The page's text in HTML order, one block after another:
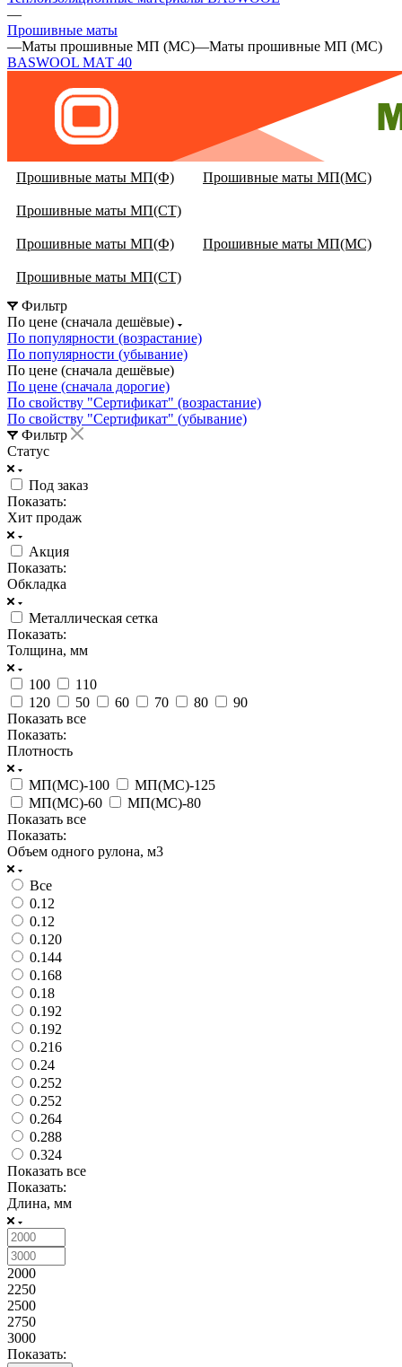
—
Прошивные маты
—Маты прошивные МП (МС)—Маты прошивные МП (МС)
BASWOOL МАТ 40
Прошивные маты МП(Ф) Прошивные маты МП(МС)
Прошивные маты МП(СТ)
Прошивные маты МП(Ф) Прошивные маты МП(МС)
Прошивные маты МП(СТ)
Фильтр
По цене (сначала дешёвые)
По популярности (возрастание)
По популярности (убывание)
По цене (сначала дешёвые)
По цене (сначала дорогие)
По свойству "Сертификат" (возрастание)
По свойству "Сертификат" (убывание)
Фильтр
Статус
Под заказ
Показать:
Хит продаж
Акция
Показать:
Обкладка
Металлическая сетка
Показать:
Толщина, мм
100
110
120
50 60 70 80
90
Показать все
Показать:
Плотность
МП(МС)-100
МП(МС)-125
МП(МС)-60
МП(МС)-80
Показать все
Показать:
Объем одного рулона, м3
Все
0.12
0.12
0.120
0.144
0.168
0.18
0.192
0.192
0.216
0.24
0.252
0.252
0.264
0.288
0.324
Показать все
Показать:
Длина, мм
2000
2250
2500
2750
3000
Показать: